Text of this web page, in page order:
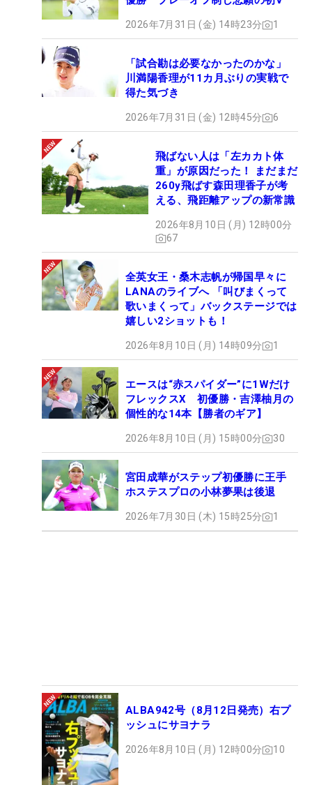
2026年7月31日 (金) 14時23分 1
「試合勘は必要なかったのかな」
川満陽香理が11カ月ぶりの実戦で
得た気づき
2026年7月31日 (金) 12時45分 6
飛ばない人は「左カカト体
重」が原因だった！ まだまだ
260y飛ばす森田理香子が考
える、飛距離アップの新常識
2026年8月10日 (月) 12時00分
67
全英女王・桑木志帆が帰国早々に
LANAのライブへ 「叫びまくって
歌いまくって」バックステージでは
嬉しい2ショットも！
2026年8月10日 (月) 14時09分 1
エースは“赤スパイダー”に1Wだけ
フレックスX 初優勝・吉澤柚月の
個性的な14本【勝者のギア】
2026年8月10日 (月) 15時00分 30
宮田成華がステップ初優勝に王手
ホステスプロの小林夢果は後退
2026年7月30日 (木) 15時25分 1
ALBA942号（8月12日発売）右プ
ッシュにサヨナラ
2026年8月10日 (月) 12時00分 10